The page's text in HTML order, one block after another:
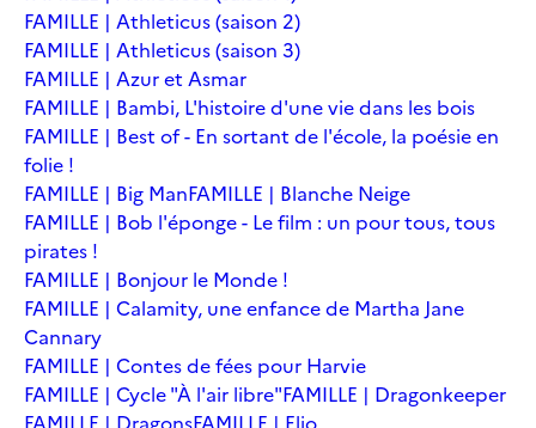
FAMILLE | Athleticus (saison 2)
FAMILLE | Athleticus (saison 3)
FAMILLE | Azur et Asmar
FAMILLE | Bambi, L'histoire d'une vie dans les bois
FAMILLE | Best of - En sortant de l'école, la poésie en
folie !
FAMILLE | Big ManFAMILLE | Blanche Neige
FAMILLE | Bob l'éponge - Le film : un pour tous, tous
pirates !
FAMILLE | Bonjour le Monde !
FAMILLE | Calamity, une enfance de Martha Jane
Cannary
FAMILLE | Contes de fées pour Harvie
FAMILLE | Cycle "À l'air libre"FAMILLE | Dragonkeeper